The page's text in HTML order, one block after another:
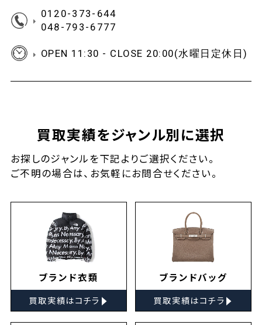
0120-373-644
048-793-6777
OPEN 11:30 - CLOSE 20:00(水曜日定休日)
買取実績をジャンル別に選択
お探しのジャンルを下記よりご選択ください。
ご不明の場合は、お気軽にお問合せください。
ブランド衣類
買取実績はコチラ ▸
ブランドバッグ
買取実績はコチラ ▸